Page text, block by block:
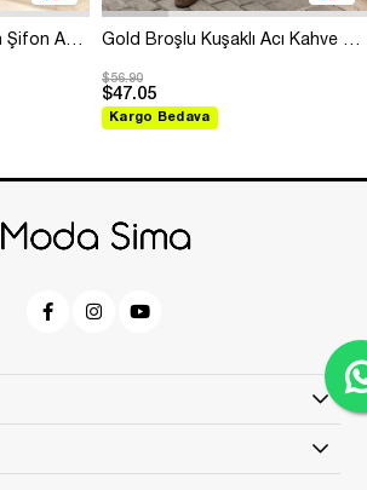
$56.90
$47.05
Kargo Bedava